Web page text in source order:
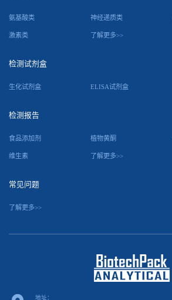
氨基酸类 神经递质类
激素类 了解更多>>
检测试剂盒
生化试剂盒 ELISA试剂盒
检测报告
食品添加剂 植物黄酮
维生素 了解更多>>
常见问题
了解更多>>
地址：